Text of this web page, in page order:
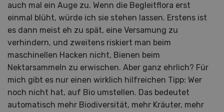
auch mal ein Auge zu. Wenn die Begleitflora erst
einmal blüht, würde ich sie stehen lassen. Erstens ist
es dann meist eh zu spät, eine Versamung zu
verhindern, und zweitens riskiert man beim
maschinellen Hacken nicht, Bienen beim
Nektarsammeln zu erwischen. Aber ganz ehrlich? Für
mich gibt es nur einen wirklich hilfreichen Tipp: Wer
noch nicht hat, auf Bio umstellen. Das bedeutet
automatisch mehr Biodiversität, mehr Kräuter, mehr